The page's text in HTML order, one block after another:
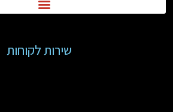
שירות לקוחות